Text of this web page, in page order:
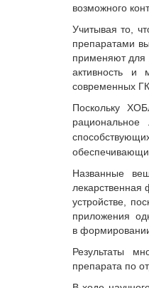
возможного
Учитывая то,
препаратами
применяют для
активность и
современных
Поскольку
Названные
лекарственная
устройстве,
приложения
в
Результаты
препарата по